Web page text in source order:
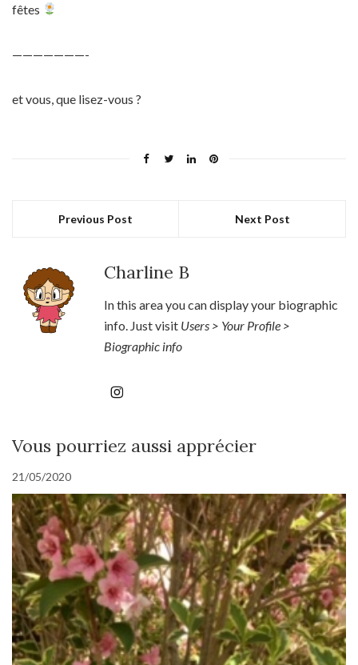
fêtes
———————-
et vous, que lisez-vous ?
Previous Post Next Post
Charline B
In this area you can display your biographic
info. Just visit Users > Your Profile >
Biographic info
Vous pourriez aussi apprécier
21/05/2020